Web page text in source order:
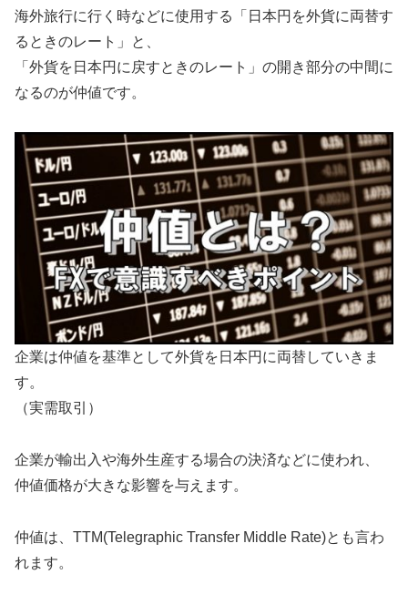
海外旅行に行く時などに使用する「日本円を外貨に両替す
るときのレート」と、
「外貨を日本円に戻すときのレート」の開き部分の中間に
なるのが仲値です。
企業は仲値を基準として外貨を日本円に両替していきま
す。
（実需取引）
企業が輸出入や海外生産する場合の決済などに使われ、
仲値価格が大きな影響を与えます。
仲値は、TTM(Telegraphic Transfer Middle Rate)とも言わ
れます。